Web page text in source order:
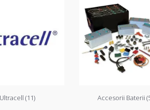
(11) Accesorii Baterii